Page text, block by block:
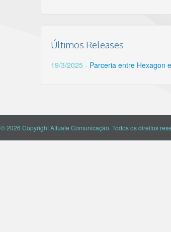
Últimos Releases
19/3/2025 - Parceria entre Hexagon
© 2026 Copyright Attuale Comunicação. Todos os direitos